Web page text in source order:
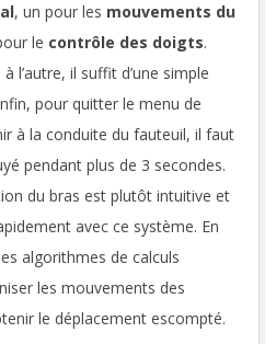
, un pour les mouvements du
le contrôle des doigts.
l’autre, il suffit d’une simple
pour quitter le menu de
à la conduite du fauteuil, il faut
pendant plus de 3 secondes.
du bras est plutôt intuitive et
avec ce système. En
algorithmes de calculs
les mouvements des
le déplacement escompté.